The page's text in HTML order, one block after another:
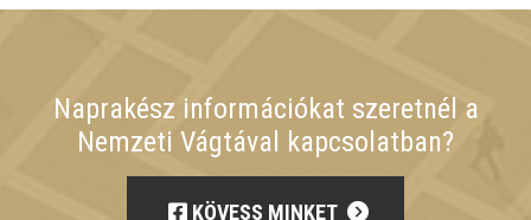
Naprakész információkat szeretnél a
Nemzeti Vágtával kapcsolatban?
KÖVESS MINKET